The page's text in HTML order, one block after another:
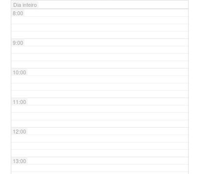
Dia inteiro
8:00
9:00
10:00
11:00
12:00
13:00